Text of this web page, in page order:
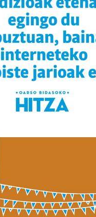
eta horren aurka nola
prozesatzeko
gehiago eta ezarri zure
unetan alda edo
adierazpenean.
cookie propioak eta
ditu. Zure esperientzia
hau onartuz gero,
esplizitua ematen diguzu.